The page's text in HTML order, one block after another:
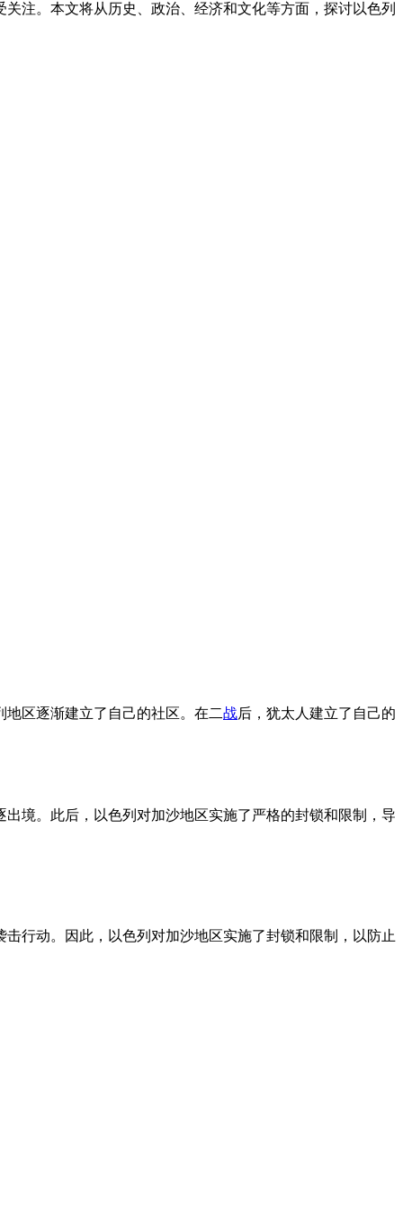
注。本文将从历史、政治、经济和文化等方面，探讨以色列
区逐渐建立了自己的社区。在二战后，犹太人建立了自己的
境。此后，以色列对加沙地区实施了严格的封锁和限制，导
行动。因此，以色列对加沙地区实施了封锁和限制，以防止